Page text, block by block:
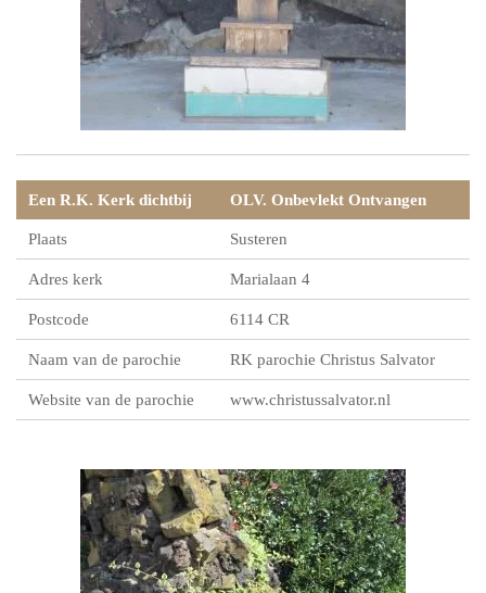
Een R.K. Kerk dichtbij OLV. Onbevlekt Ontvangen
Plaats Susteren
Adres kerk Marialaan 4
Postcode 6114 CR
Naam van de parochie RK parochie Christus Salvator
Website van de parochie www.christussalvator.nl